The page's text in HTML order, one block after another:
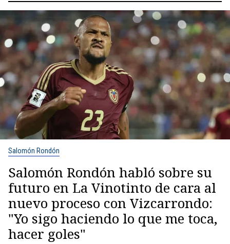
Salomón Rondón
Salomón Rondón habló sobre su
futuro en La Vinotinto de cara al
nuevo proceso con Vizcarrondo:
"Yo sigo haciendo lo que me toca,
hacer goles"